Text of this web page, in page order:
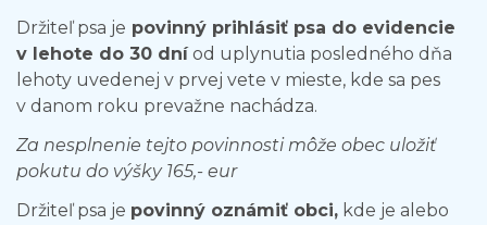
Držiteľ psa je povinný prihlásiť psa do evidencie
v lehote do 30 dníod uplynutia posledného dňa
lehoty uvedenej v prvej vete v mieste, kde sa pes
v danom roku prevažne nachádza.
Za nesplnenie tejto povinnosti môže obec uložiť
pokutu do výšky 165,- eur
Držiteľ psa je povinný oznámiť obci, kde je alebo